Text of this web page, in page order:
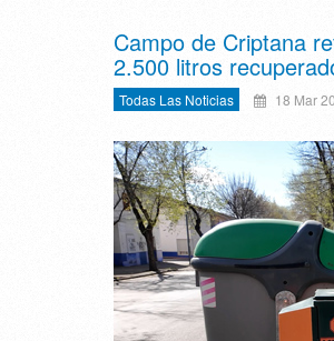
Campo de Criptana
2.500 litros
Todas Las Noticias 18 Mar